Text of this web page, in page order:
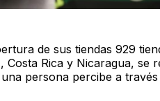
de sus tiendas 929
Costa Rica y Nicaragua, se
persona percibe a